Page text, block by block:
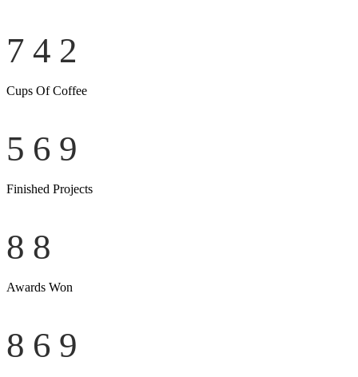
742
Cups Of Coffee
569
Finished Projects
88
Awards Won
869